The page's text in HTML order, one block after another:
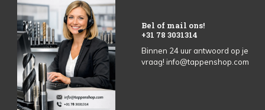
Bel of mail ons!
+31 78 3031314
Binnen 24 uur antwoord op je
vraag! info@tappenshop.com